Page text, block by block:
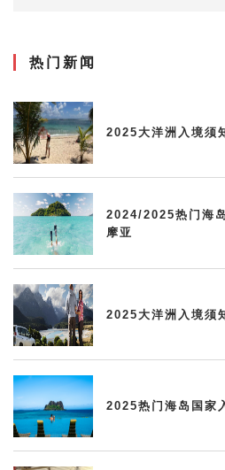
热门新闻
2025大洋洲入境须
2024/2025热门海
摩亚
2025大洋洲入境须
2025热门海岛国家